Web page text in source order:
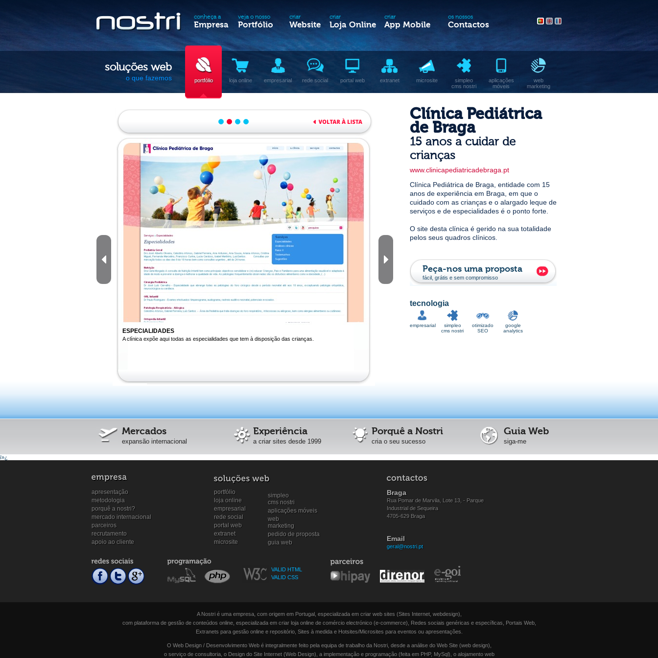
conheça a
Empresa
veja o nosso
Portfólio
criar
Website
criar
Loja Online
criar
App Mobile
os nossos
Contactos
soluções web
o que fazemos portfólio loja online empresarial rede social portal web extranet microsite
simpleo
cms nostri
aplicações
móveis
web
marketing
ESPECIALIDADES
A clínica expõe aqui todas as especialidades que tem à disposição das crianças.
Clínica Pediátrica
de Braga
15 anos a cuidar de
crianças
www.clinicapediatricadebraga.pt
Clínica Pediátrica de Braga, entidade com 15
anos de experiência em Braga, em que o
cuidado com as crianças e o alargado leque de
serviços e de especialidades é o ponto forte.
O site desta clínica é gerido na sua totalidade
pelos seus quadros clínicos.
Peça-nos uma proposta
fácil, grátis e sem compromisso
tecnologia
empresarial
simpleo
cms nostri
otimizado
SEO
google
analytics
Mercados
expansão internacional
Experiência
a criar sites desde 1999
Porquê a Nostri
cria o seu sucesso
Guia Web
siga-me
ï»¿
apresentação
metodologia
porquê a nostri?
mercado internacional
parceiros
recrutamento
apoio ao cliente
portfólio
loja online
empresarial
rede social
portal web
extranet
microsite
simpleo
cms nostri
aplicações móveis
web
marketing
pedido de proposta
guia web
Braga
Rua Pomar de Marvila, Lote 13, - Parque
Industrial de Sequeira
4705-629 Braga
Email
geral@nostri.pt
VALID HTML
VALID CSS
A Nostri é uma empresa, com origem em Portugal, especializada em criar web sites (Sites Internet, webdesign),
com plataforma de gestão de conteúdos online, especializada em criar loja online de comércio electrónico (e-commerce), Redes sociais genéricas e específicas, Portais Web,
Extranets para gestão online e repositório, Sites à medida e Hotsites/Microsites para eventos ou apresentações.
O Web Design / Desenvolvimento Web é integralmente feito pela equipa de trabalho da Nostri, desde a análise do Web Site (web design),
o serviço de consultoria, o Design do Site Internet (Web Design), a implementação e programação (feita em PHP, MySql), o alojamento web